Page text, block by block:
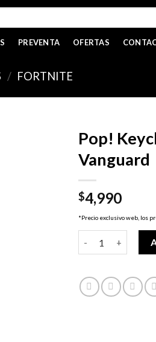
PREVENTA OFERTAS
/ FORTNITE
Pop!
Vanguard
$4,990
*Precio exclusivo web, los